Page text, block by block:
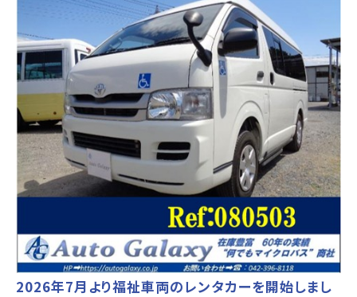
2026年7月より福祉車両のレンタカーを開始しまし